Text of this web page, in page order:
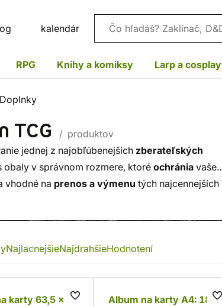
kalendár Vyhľadávanie
RPG Knihy a komiksy Larp a cosplay
Doplnky
TCG
/ produktov
jednej z najobľúbenejších zberateľských
obaly v správnom rozmere, ktoré ochránia vaše
vhodné na prenos a výmenu tých najcennejších
NajlacnejšieNajdrahšieHodnotení
karty 63,5 x 88
Album na karty A4: 18-